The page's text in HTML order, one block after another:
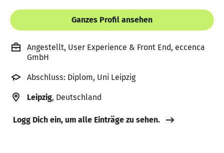
Ganzes Profil ansehen
Angestellt, User Experience & Front End, eccenca
GmbH
Abschluss: Diplom, Uni Leipzig
Leipzig, Deutschland
Logg Dich ein, um alle Einträge zu sehen.